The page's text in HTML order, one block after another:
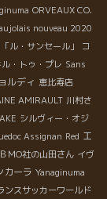
ORVEAUX CO.
nouveau 2020
ル・サンセール」
コ
・トゥ・プレ Sans
ルディ 恵比寿店
AMIRAULT 川村さ
シルヴィー・オジ
Assignan Red エ
ＢＭО社の山田さん イヴ
カーラ Yanaginuma
ンスサッカーワールド